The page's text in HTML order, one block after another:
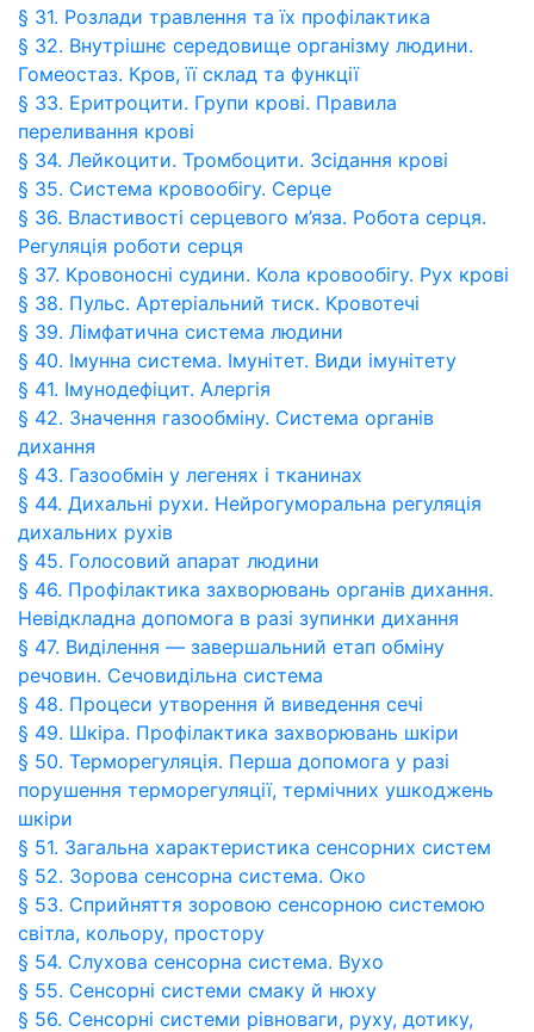
§ 31. Розлади травлення та їх профілактика
§ 32. Внутрішнє середовище організму людини.
Гомеостаз. Кров, її склад та функції
§ 33. Еритроцити. Групи крові. Правила
переливання крові
§ 34. Лейкоцити. Тромбоцити. Зсідання крові
§ 35. Система кровообігу. Серце
§ 36. Властивості серцевого м’яза. Робота серця.
Регуляція роботи серця
§ 37. Кровоносні судини. Кола кровообігу. Рух крові
§ 38. Пульс. Артеріальний тиск. Кровотечі
§ 39. Лімфатична система людини
§ 40. Імунна система. Імунітет. Види імунітету
§ 41. Імунодефіцит. Алергія
§ 42. Значення газообміну. Система органів
дихання
§ 43. Газообмін у легенях і тканинах
§ 44. Дихальні рухи. Нейрогуморальна регуляція
дихальних рухів
§ 45. Голосовий апарат людини
§ 46. Профілактика захворювань органів дихання.
Невідкладна допомога в разі зупинки дихання
§ 47. Виділення — завершальний етап обміну
речовин. Сечовидільна система
§ 48. Процеси утворення й виведення сечі
§ 49. Шкіра. Профілактика захворювань шкіри
§ 50. Терморегуляція. Перша допомога у разі
порушення терморегуляції, термічних ушкоджень
шкіри
§ 51. Загальна характеристика сенсорних систем
§ 52. Зорова сенсорна система. Око
§ 53. Сприйняття зоровою сенсорною системою
світла, кольору, простору
§ 54. Слухова сенсорна система. Вухо
§ 55. Сенсорні системи смаку й нюху
§ 56. Сенсорні системи рівноваги, руху, дотику,